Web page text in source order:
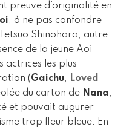
preuve d’originalité en
, à ne pas confondre
Shinohara, autre
de la jeune Aoi
actrices les plus
(Gaichu,
Loved
du carton de Nana,
et pouvait augurer
trop fleur bleue. En